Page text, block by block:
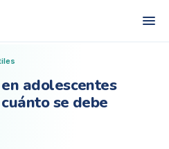
adolescentes
se debe